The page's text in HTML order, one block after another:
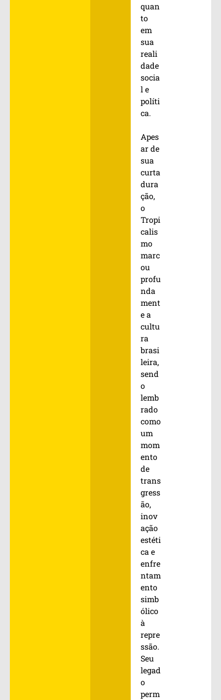
quan
to
em
sua
reali
dade
socia
l e
políti
ca.
Apes
ar de
sua
curta
dura
ção,
o
Tropi
calis
mo
marc
ou
profu
nda
ment
e a
cultu
ra
brasi
leira,
send
o
lemb
rado
como
um
mom
ento
de
trans
gress
ão,
inov
ação
estéti
ca e
enfre
ntam
ento
simb
ólico
à
repre
ssão.
Seu
legad
o
perm